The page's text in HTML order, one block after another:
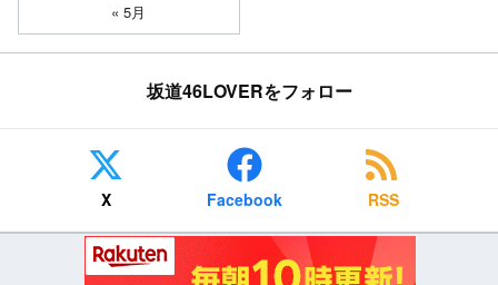
« 5月
坂道46LOVERをフォロー
X Facebook RSS